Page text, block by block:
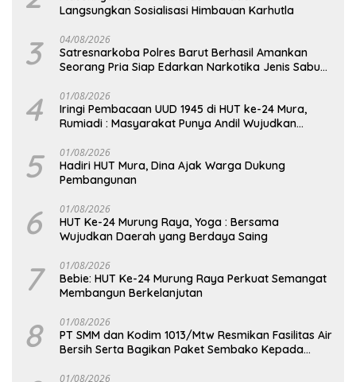
Langsungkan Sosialisasi Himbauan Karhutla
3 04/08/2026
Satresnarkoba Polres Barut Berhasil Amankan
Seorang Pria Siap Edarkan Narkotika Jenis Sabu
4 01/08/2026
Iringi Pembacaan UUD 1945 di HUT ke-24 Mura,
Rumiadi : Masyarakat Punya Andil Wujudkan
5 01/08/2026
Hadiri HUT Mura, Dina Ajak Warga Dukung
Pembangunan
6 01/08/2026
HUT Ke-24 Murung Raya, Yoga : Bersama
Wujudkan Daerah yang Berdaya Saing
7 01/08/2026
Bebie: HUT Ke-24 Murung Raya Perkuat Semangat
Membangun Berkelanjutan
8 01/08/2026
PT SMM dan Kodim 1013/Mtw Resmikan Fasilitas Air
Bersih Serta Bagikan Paket Sembako Kepada
01/08/2026